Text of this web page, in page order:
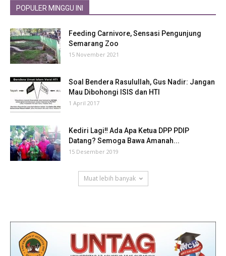
POPULER MINGGU INI
Feeding Carnivore, Sensasi Pengunjung
Semarang Zoo
15 November 2021
Soal Bendera Rasulullah, Gus Nadir: Jangan
Mau Dibohongi ISIS dan HTI
1 April 2017
Kediri Lagi‼ Ada Apa Ketua DPP PDIP
Datang? Semoga Bawa Amanah...
15 Desember 2019
Muat lebih banyak